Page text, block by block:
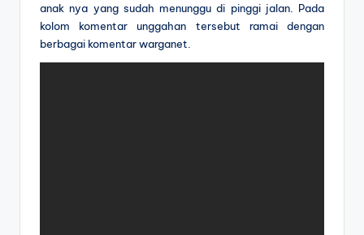
anak nya yang sudah menunggu di pinggi jalan. Pada
kolom komentar unggahan tersebut ramai dengan
berbagai komentar warganet.